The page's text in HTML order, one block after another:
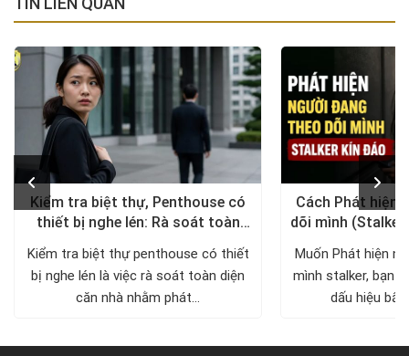
Kiểm tra biệt thự, Penthouse có
thiết bị nghe lén: Rà soát toàn
diện, trả lại không gian riêng tư
Kiểm tra biệt thự penthouse có thiết
bị nghe lén là việc rà soát toàn diện
căn nhà nhằm phát...
Cách Phát hiện
dõi mình
Muốn Phát hiện
mình stalker, bạn
dấu hiệu bất